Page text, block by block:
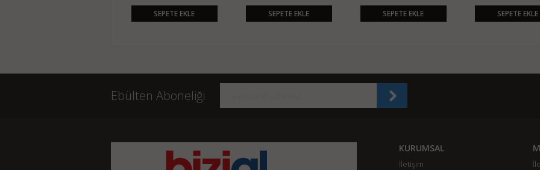
SEPETE EKLE SEPETE EKLE SEPETE EKLE SEPETE EKLE
Ebülten Aboneliği
KURUMSAL
İletişim